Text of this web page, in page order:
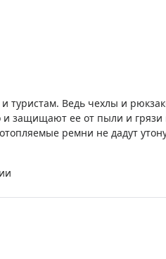
Приборы
Приборы
туристам. Ведь чехлы и
и защищают ее от пыли и
ремни не дадут